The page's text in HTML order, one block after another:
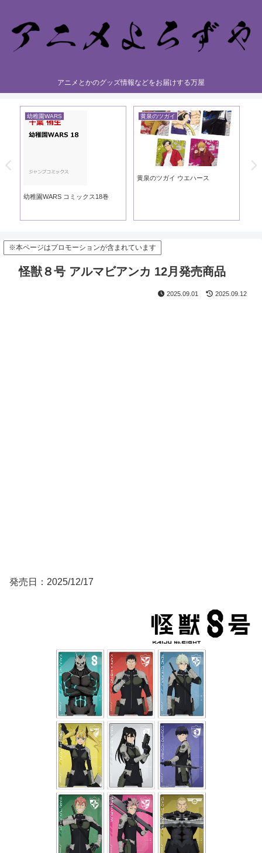
アニメとかのグッズ情報などをお届けする万屋
幼稚園WARS
幼稚園WARS コミックス18巻
黄泉のツガイ
黄泉のツガイ ウエハース
※本ページはプロモーションが含まれています
怪獣８号 アルマビアンカ 12月発売商品
2025.09.01 2025.09.12
発売日：2025/12/17